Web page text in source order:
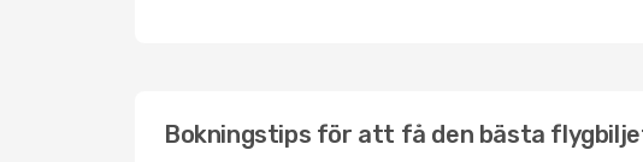
Bokningstips för att få den bästa